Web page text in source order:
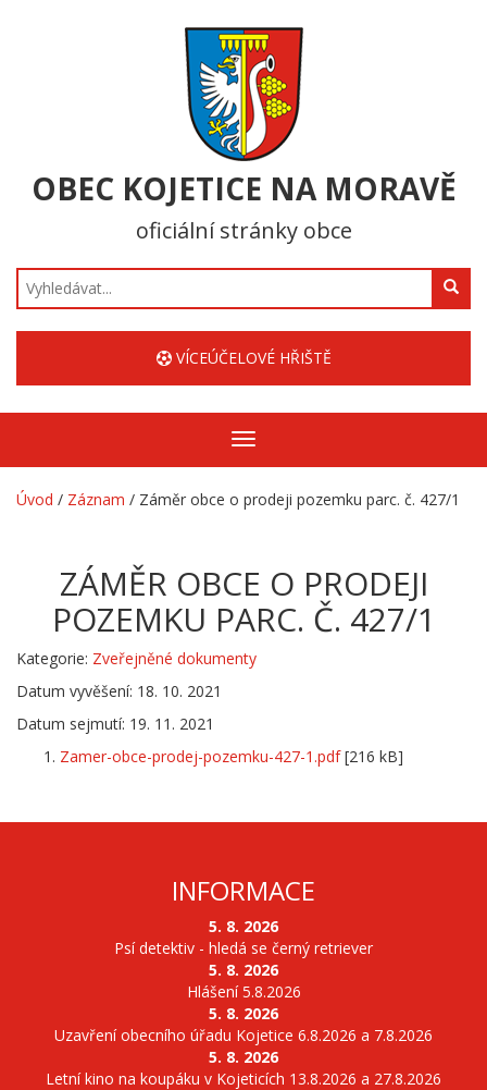
OBEC KOJETICE NA MORAVĚ
oficiální stránky obce
Hledat
VÍCEÚČELOVÉ HŘIŠTĚ
Zobrazit/skrýt
navigaci
Úvod / Záznam / Záměr obce o prodeji pozemku parc. č. 427/1
ZÁMĚR OBCE O PRODEJI
POZEMKU PARC. Č. 427/1
Kategorie: Zveřejněné dokumenty
Datum vyvěšení: 18. 10. 2021
Datum sejmutí: 19. 11. 2021
Zamer-obce-prodej-pozemku-427-1.pdf[216 kB]
INFORMACE
5. 8. 2026
Psí detektiv - hledá se černý retriever
5. 8. 2026
Hlášení 5.8.2026
5. 8. 2026
Uzavření obecního úřadu Kojetice 6.8.2026 a 7.8.2026
5. 8. 2026
Letní kino na koupáku v Kojeticích 13.8.2026 a 27.8.2026